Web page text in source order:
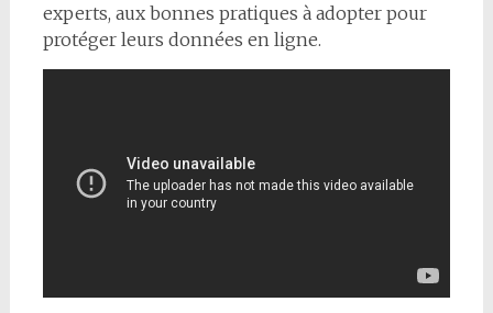
experts, aux bonnes pratiques à adopter pour
protéger leurs données en ligne.